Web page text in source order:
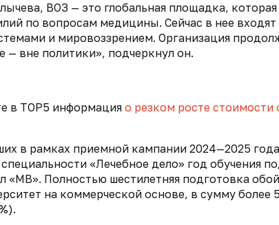
ВОЗ — это глобальная площадка,
по вопросам медицины. Сейчас в нее
и мировоззрением. Организация
— вне политики», подчеркнул он.
в TOP5 информация о резком росте стоимости
в рамках приемной кампании 2024—2025
«Лечебное дело» год обучения
«МВ». Полностью шестилетняя подготовка
на коммерческой основе, в сумму